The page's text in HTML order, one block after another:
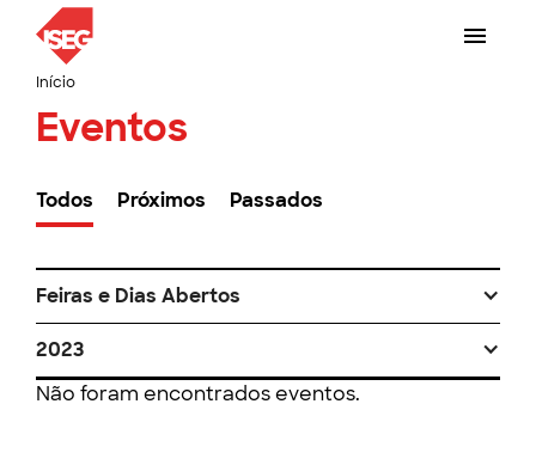
Início
Eventos
Todos Próximos Passados
Feiras e Dias Abertos
2023
Não foram encontrados eventos.